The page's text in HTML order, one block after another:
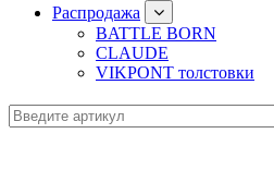
Распродажа
BATTLE BORN
CLAUDE
VIKPONT толстовки